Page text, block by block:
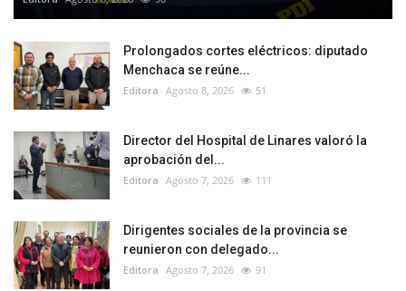
Prolongados cortes eléctricos: diputado
Menchaca se reúne...
Editora Agosto 8, 2026 51
Director del Hospital de Linares valoró la
aprobación del...
Editora Agosto 7, 2026 111
Dirigentes sociales de la provincia se
reunieron con delegado...
Editora Agosto 7, 2026 91